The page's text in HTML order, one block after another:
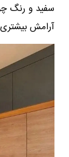
سفید و رنگ
آرامش